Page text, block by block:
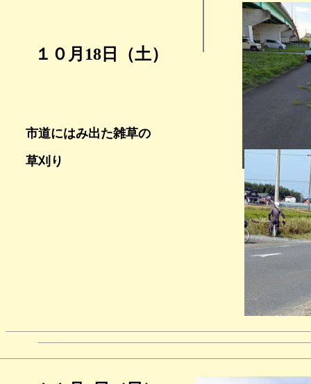
１０月18 日 （土）
市道にはみ出た雑草の
草刈り